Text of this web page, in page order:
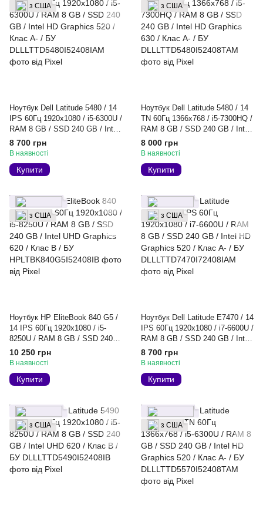
з США
Ноутбук Dell Latitude 5480 / 14
IPS 60Гц 1920x1080 / i5-6300U /
RAM 8 GB / SSD 240 GB / Intel
HD Graphics 520 / Клас A- / БУ
8 700 грн
В наявності
Купити
з США
Ноутбук Dell Latitude 5480 / 14
TN 60Гц 1366x768 / i5-7300HQ /
RAM 8 GB / SSD 240 GB / Intel
HD Graphics 630 / Клас A- / БУ
8 000 грн
В наявності
Купити
з США
Ноутбук HP EliteBook 840 G5 /
14 IPS 60Гц 1920x1080 / i5-
8250U / RAM 8 GB / SSD 240
GB / Intel UHD Graphics 620 /
Клас B / БУ
10 250 грн
В наявності
Купити
з США
Ноутбук Dell Latitude E7470 / 14
IPS 60Гц 1920x1080 / i7-6600U /
RAM 8 GB / SSD 240 GB / Intel
HD Graphics 520 / Клас A- / БУ
8 700 грн
В наявності
Купити
з США з США